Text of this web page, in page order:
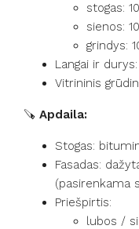
stogas:
sienos:
grindys:
Langai ir
Vitrininis
🪚 Apdaila:
Stogas:
Fasadas:
(pasirenkama
Priešpirtis:
lubos /